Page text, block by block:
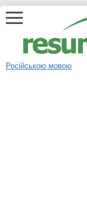
Російською мовою